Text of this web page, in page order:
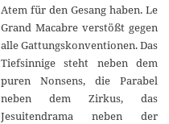
Atem für den Gesang haben. Le
Grand Macabre verstößt gegen
alle Gattungskonventionen. Das
Tiefsinnige steht neben dem
puren Nonsens, die Parabel
neben dem Zirkus, das
Jesuitendrama neben der